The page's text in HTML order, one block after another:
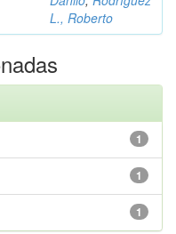
L., Roberto
1
1
1